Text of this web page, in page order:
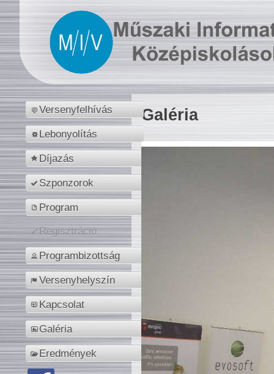
Versenyfelhívás
Lebonyolítás
Díjazás
Szponzorok
Program
Regisztráció
Programbizottság
Versenyhelyszín
Kapcsolat
Galéria
Eredmények
Galéria